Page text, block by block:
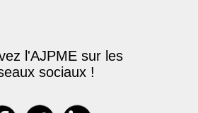
l'AJPME sur les
sociaux !